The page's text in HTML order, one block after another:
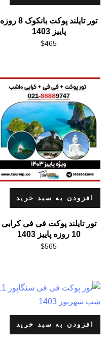
تور تایلند پوکت بانکوک 8 روزه
پاییز 1403
$465
افزودن به سبد خرید
تور تایلند پوکت فی فی کرابی
10 روزه پاییز 1403
$565
افزودن به سبد خرید